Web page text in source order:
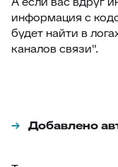
информация с
будет найти в
каналов связи".
Добавлено